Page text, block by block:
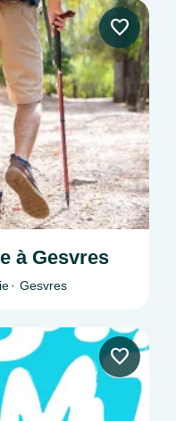
à Gesvres
Gesvres